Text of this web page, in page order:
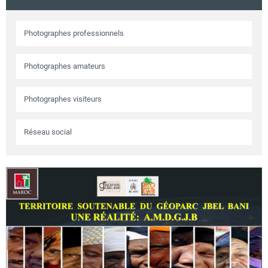
Circuits touristiques
Régions
Evenements
Contact
Photographes professionnels
Photographes amateurs
Photographes visiteurs
Réseau social